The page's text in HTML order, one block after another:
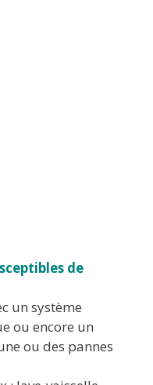
de
un système
ou encore un
ou des pannes